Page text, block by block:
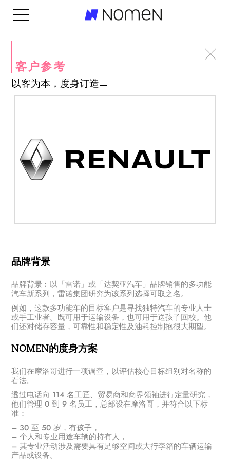
客户参考
以客为本，度身订造
品牌背景
品牌背景︰以「雷诺」或「达契亚汽车」品牌销售的多功能
汽车新系列，雷诺集团研究为该系列选择可取之名。
例如，这款多功能车的目标客户是寻找独特汽车的专业人士
或手工业者。既可用于运输设备，也可用于送孩子回校。他
们还对储存容量，可靠性和稳定性及油耗控制抱很大期望。
NOMEN的度身方案
我们在摩洛哥进行一项调查，以评估核心目标组别对名称的
看法。
透过电话向 114 名工匠、贸易商和商界领袖进行定量研究，
他们管理 0 到 9 名员工，总部设在摩洛哥，并符合以下标
准：
– 30 至 50 岁，有孩子，
– 个人和专业用途车辆的持有人，
– 其专业活动涉及需要具有足够空间或大行李箱的车辆运输
产品或设备。